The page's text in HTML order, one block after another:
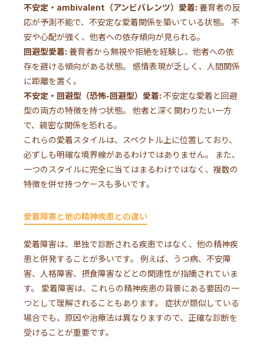
不安定・ambivalent（アンビバレンツ）愛着: 養育者の反
応が予測不能で、不安定な愛着関係を築いている状態。 不
安や心配が強く、他者への依存傾向が見られる。
回避型愛着: 養育者から無視や拒絶を経験し、他者への依
存を避ける傾向がある状態。 感情表現が乏しく、人間関係
に距離を置く。
不安定・回避型（恐怖-回避型）愛着: 不安定な愛着と回避
型の両方の特徴を持つ状態。 他者と深く関わりたい一方
で、親密な関係を恐れる。
これらの愛着スタイルは、スペクトル上に位置しており、
必ずしも明確な境界線があるわけではありません。 また、
一つのスタイルに完全に当てはまるわけではなく、複数の
特徴を併せ持つケースも多いです。
愛着障害と他の精神疾患との違い
愛着障害は、単独で診断される疾患ではなく、他の精神疾
患と併発することが多いです。 例えば、うつ病、不安障
害、人格障害、摂食障害などとの関連性が指摘されていま
す。 愛着障害は、これらの精神疾患の背景にある要因の一
つとして理解されることもあります。 症状が類似している
場合でも、原因や治療法は異なりますので、正確な診断を
受けることが重要です。